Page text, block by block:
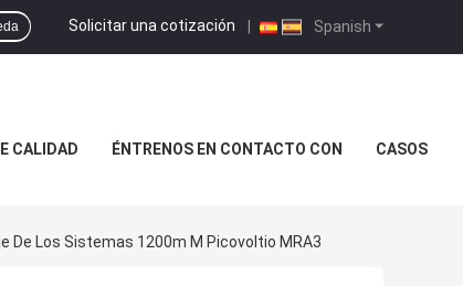
Spanish
Solicitar una cotización |
CALIDAD ÉNTRENOS EN CONTACTO CON CASOS
De Los Sistemas 1200m M Picovoltio MRA3